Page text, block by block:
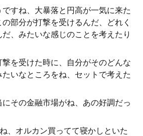
すね、大暴落と円高が一気に来た
部分が打撃を受けるんだ、どれく
、みたいな感じのことを考えたり
を受けた時に、自分がそのどんな
いなところをね、セットで考えた
その金融市場がね、あの好調だっ
、オルカン買ってて寝かしといた